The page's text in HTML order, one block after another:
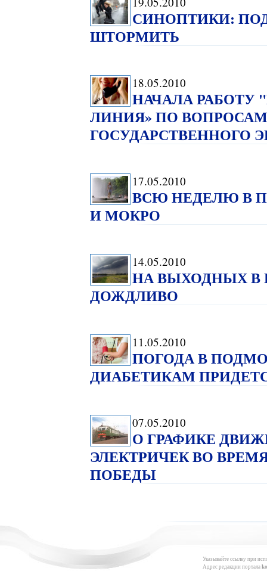
СИНОПТИКИ:
ШТОРМИТЬ
18.05.2010
НАЧАЛА РАБОТУ
ЛИНИЯ» ПО
ГОСУДАРСТВЕННОГО
17.05.2010
ВСЮ НЕДЕЛЮ В
И МОКРО
14.05.2010
НА ВЫХОДНЫХ В
ДОЖДЛИВО
11.05.2010
ПОГОДА В
ДИАБЕТИКАМ
07.05.2010
О ГРАФИКЕ
ЭЛЕКТРИЧЕК ВО
ПОБЕДЫ
Указывайте ссылку при
Адрес редакции портала